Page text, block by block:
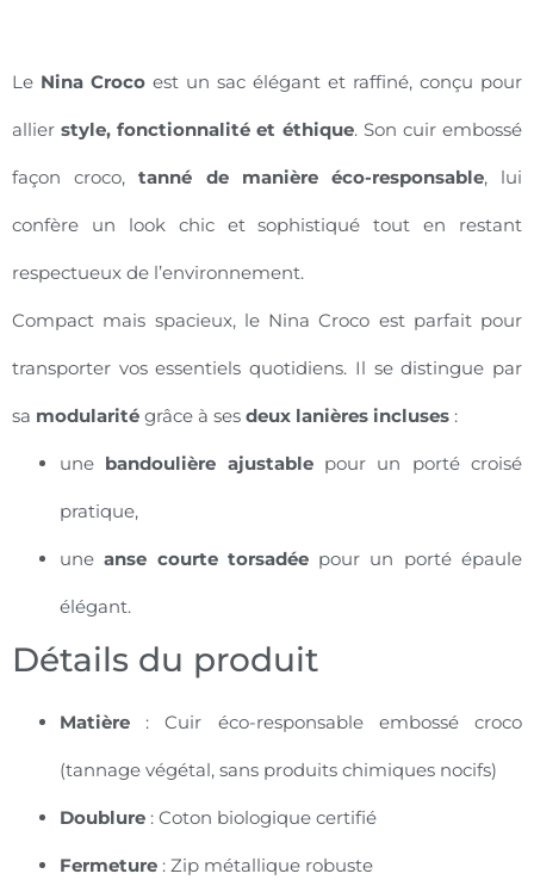
Le Nina Croco est un sac élégant et raffiné, conçu pour
allierstyle, fonctionnalité et éthique. Son cuir embossé
façon croco,tanné de manière éco-responsable, lui
confère un look chic et sophistiqué tout en restant
respectueux de l’environnement.
Compact mais spacieux, le Nina Croco est parfait pour
transporter vos essentiels quotidiens. Il se distingue par
sa modularité grâce à ses deux lanières incluses :
une bandoulière ajustablepour un porté croisé
pratique,
uneanse courte torsadéepour un porté épaule
élégant.
Détails du produit
Matière : Cuir éco-responsable embossé croco
(tannage végétal, sans produits chimiques nocifs)
Doublure : Coton biologique certifié
Fermeture : Zip métallique robuste